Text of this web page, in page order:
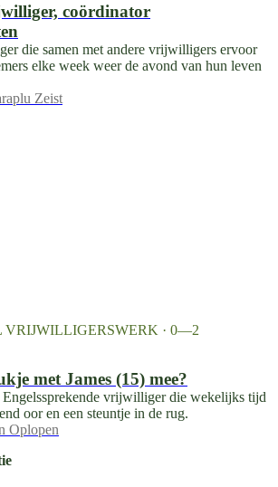
coördinator
die samen met andere vrijwilligers ervoor
elke week weer de avond van hun leven
Zeist
VRIJWILLIGERSWERK · 0—2
met James (15) mee?
Engelssprekende vrijwilliger die wekelijks tijd
oor en een steuntje in de rug.
Oplopen